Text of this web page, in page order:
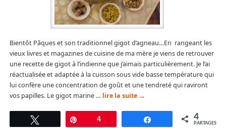
Bientôt Pâques et son traditionnel gigot d’agneau…En rangeant les
vieux livres et magazines de cuisine de ma mère je viens de retrouver
une recette de gigot à l’indienne que j’aimais particulièrement. Je l’ai
réactualisée et adaptée à la cuisson sous vide basse température qui
lui confère une concentration de goût et une tendreté qui raviront
vos papilles. Le gigot marine … lire la suite →
Tweetez Épingle
4 Partagez 4
PARTAGES